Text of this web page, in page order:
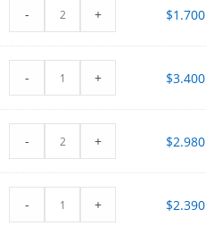
- + $1.700
- + $3.400
- + $2.980
- + $2.390